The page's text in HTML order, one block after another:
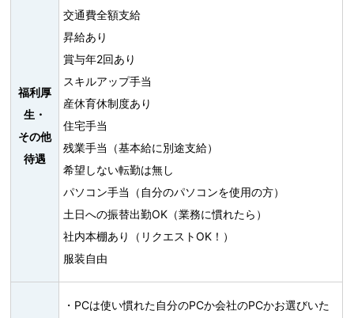
福利厚
生・
その他
待遇
交通費全額支給
昇給あり
賞与年2回あり
スキルアップ手当
産休育休制度あり
住宅手当
残業手当（基本給に別途支給）
希望しない転勤は無し
パソコン手当（自分のパソコンを使用の方）
土日への振替出勤OK（業務に慣れたら）
社内本棚あり（リクエストOK！）
服装自由
・PCは使い慣れた自分のPCか会社のPCかお選びいた